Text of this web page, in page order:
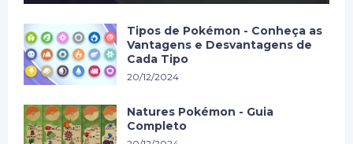
Tipos de Pokémon - Conheça as
Vantagens e Desvantagens de
Cada Tipo
20/12/2024
Natures Pokémon - Guia
Completo